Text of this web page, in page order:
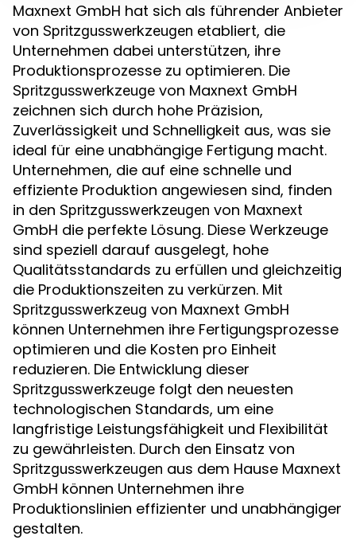
Maxnext GmbH hat sich als führender Anbieter
von Spritzgusswerkzeugen etabliert, die
Unternehmen dabei unterstützen, ihre
Produktionsprozesse zu optimieren. Die
Spritzgusswerkzeuge von Maxnext GmbH
zeichnen sich durch hohe Präzision,
Zuverlässigkeit und Schnelligkeit aus, was sie
ideal für eine unabhängige Fertigung macht.
Unternehmen, die auf eine schnelle und
effiziente Produktion angewiesen sind, finden
in den Spritzgusswerkzeugen von Maxnext
GmbH die perfekte Lösung. Diese Werkzeuge
sind speziell darauf ausgelegt, hohe
Qualitätsstandards zu erfüllen und gleichzeitig
die Produktionszeiten zu verkürzen. Mit
Spritzgusswerkzeug von Maxnext GmbH
können Unternehmen ihre Fertigungsprozesse
optimieren und die Kosten pro Einheit
reduzieren. Die Entwicklung dieser
Spritzgusswerkzeuge folgt den neuesten
technologischen Standards, um eine
langfristige Leistungsfähigkeit und Flexibilität
zu gewährleisten. Durch den Einsatz von
Spritzgusswerkzeugen aus dem Hause Maxnext
GmbH können Unternehmen ihre
Produktionslinien effizienter und unabhängiger
gestalten.